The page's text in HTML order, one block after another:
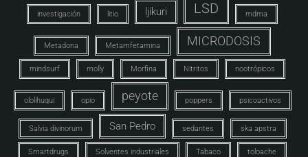
investigación litio ljíkuri LSD mdma
Metadona Metamfetamina MICRODOSIS
mindsurf molly Morfina Nitritos nootrópicos
ololihuqui opio peyote poppers psicoactivos
Salvia divinorum San Pedro sedantes ska apstra
Smartdrugs Solventes industriales Tabaco toloache